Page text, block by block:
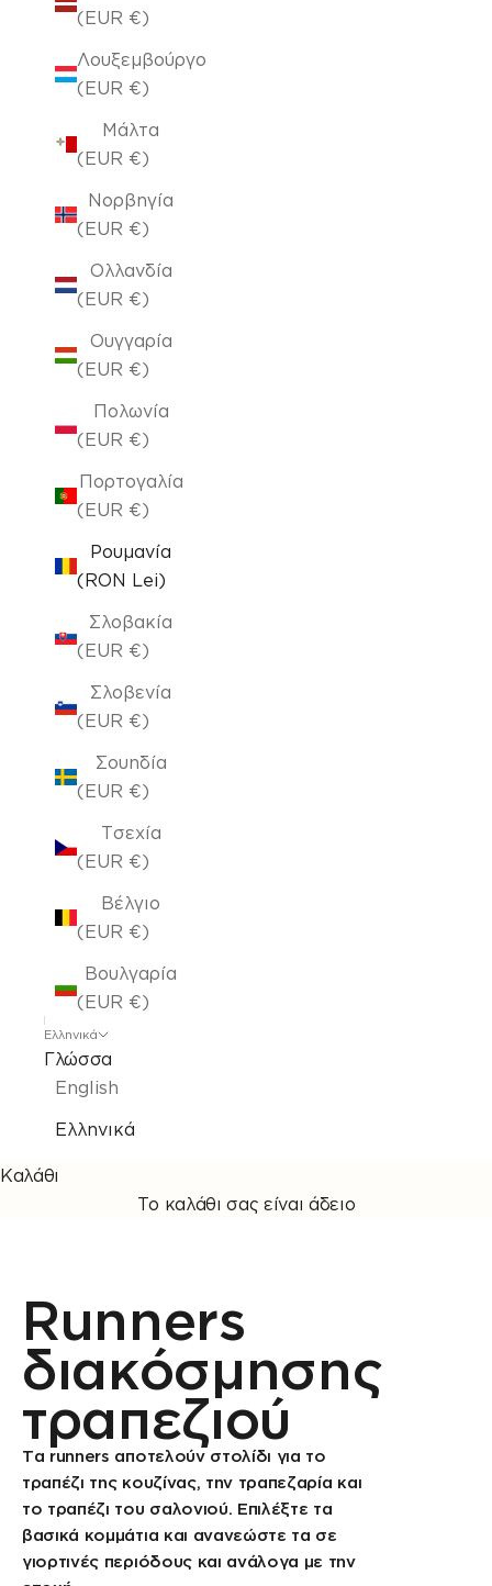
(EUR €)
Λουξεμβούργο
(EUR €)
Μάλτα
(EUR €)
Νορβηγία
(EUR €)
Ολλανδία
(EUR €)
Ουγγαρία
(EUR €)
Πολωνία
(EUR €)
Πορτογαλία
(EUR €)
Ρουμανία
(RON Lei)
Σλοβακία
(EUR €)
Σλοβενία
(EUR €)
Σουηδία
(EUR €)
Τσεχία
(EUR €)
Βέλγιο
(EUR €)
Βουλγαρία
(EUR €)
Ελληνικά
Γλώσσα
English
Ελληνικά
Καλάθι
Το καλάθι σας είναι άδειο
Runners
διακόσμησης
τραπεζιού
Τα runners αποτελούν στολίδι για το
τραπέζι της κουζίνας, την τραπεζαρία και
το τραπέζι του σαλονιού. Επιλέξτε τα
βασικά κομμάτια και ανανεώστε τα σε
γιορτινές περιόδους και ανάλογα με την